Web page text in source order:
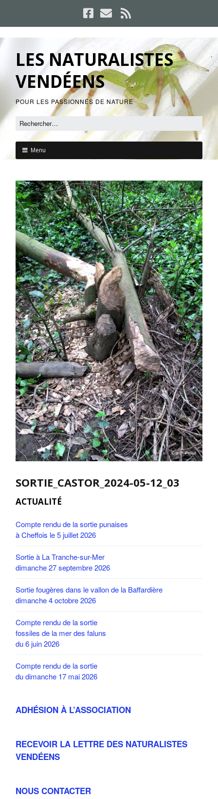
LES NATURALISTES
VENDÉENS
POUR LES PASSIONNÉS DE NATURE
Menu
SORTIE_CASTOR_2024-05-12_03
ACTUALITÉ
Compte rendu de la sortie punaises
à Cheffois le 5 juillet 2026
Sortie à La Tranche-sur-Mer
dimanche 27 septembre 2026
Sortie fougères dans le vallon de la Baffardière
dimanche 4 octobre 2026
Compte rendu de la sortie
fossiles de la mer des faluns
du 6 juin 2026
Compte rendu de la sortie
du dimanche 17 mai 2026
ADHÉSION À L’ASSOCIATION
RECEVOIR LA LETTRE DES NATURALISTES
VENDÉENS
NOUS CONTACTER